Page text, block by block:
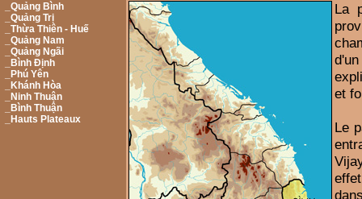
_Quảng Bình
_Quảng Trị
_Thừa Thiên - Huế
_Quảng Nam
_Quảng Ngãi
_Bình Định
_Phú Yên
_Khánh Hòa
_Ninh Thuận
_Bình Thuận
_Hauts Plateaux
La
et
Le